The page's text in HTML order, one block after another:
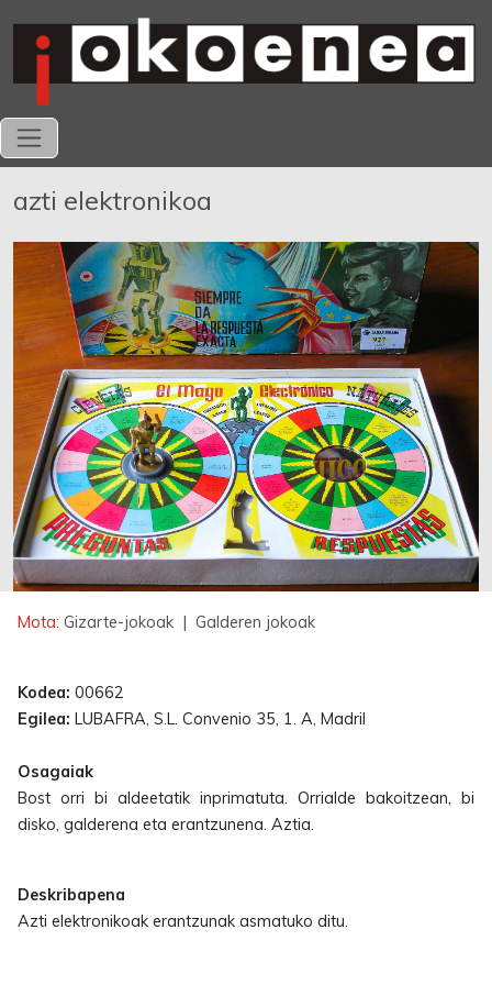
azti elektronikoa
Mota: Gizarte-jokoak | Galderen jokoak
Kodea: 00662
Egilea: LUBAFRA, S.L. Convenio 35, 1. A, Madril
Osagaiak
Bost orri bi aldeetatik inprimatuta. Orrialde bakoitzean, bi
disko, galderena eta erantzunena. Aztia.
Deskribapena
Azti elektronikoak erantzunak asmatuko ditu.